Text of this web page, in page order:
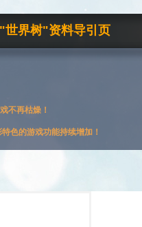
"世界树"资料导引页
不再枯燥！
色的游戏功能持续增加！